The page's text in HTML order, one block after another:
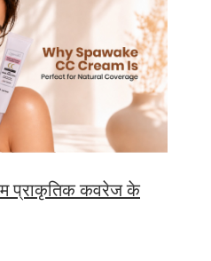
प्राकृतिक कवरेज के